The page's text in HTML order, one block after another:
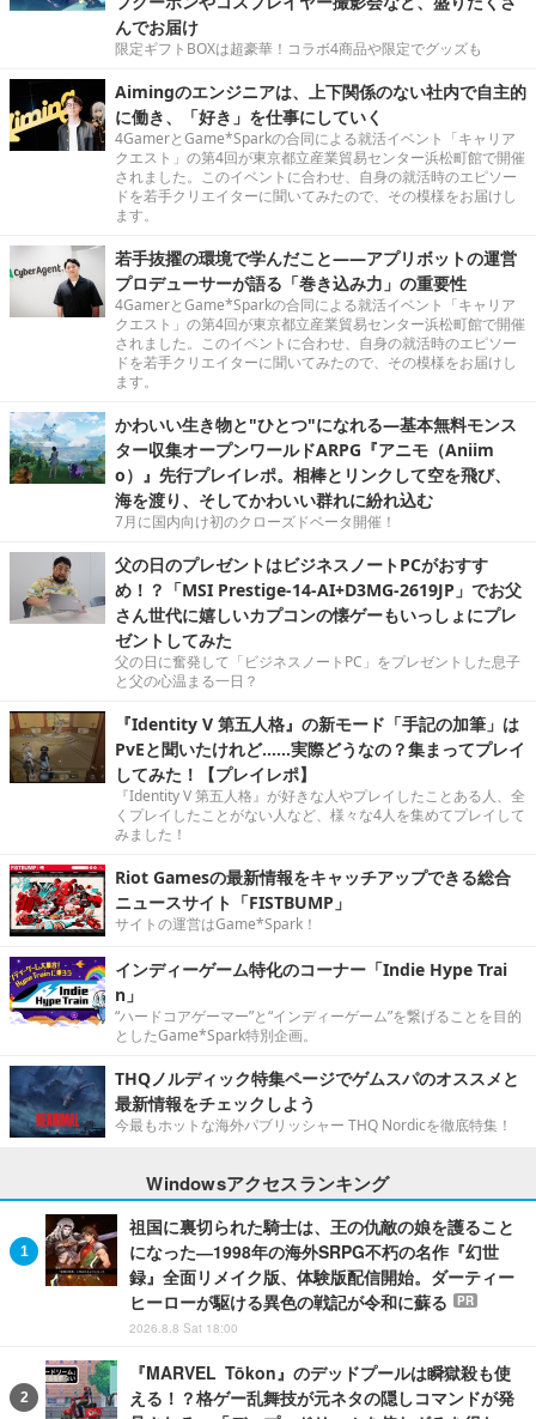
んでお届け
限定ギフトBOXは超豪華！コラボ4商品や限定でグッズも
Aimingのエンジニアは、上下関係のない社内で自主的
に働き、「好き」を仕事にしていく
4GamerとGame*Sparkの合同による就活イベント「キャリア
クエスト」の第4回が東京都立産業貿易センター浜松町館で開催
されました。このイベントに合わせ、自身の就活時のエピソー
ドを若手クリエイターに聞いてみたので、その模様をお届けし
ます。
若手抜擢の環境で学んだこと――アプリボットの運営
プロデューサーが語る「巻き込み力」の重要性
4GamerとGame*Sparkの合同による就活イベント「キャリア
クエスト」の第4回が東京都立産業貿易センター浜松町館で開催
されました。このイベントに合わせ、自身の就活時のエピソー
ドを若手クリエイターに聞いてみたので、その模様をお届けし
ます。
かわいい生き物と"ひとつ"になれる―基本無料モンス
ター収集オープンワールドARPG『アニモ（Aniim
o）』先行プレイレポ。相棒とリンクして空を飛び、
海を渡り、そしてかわいい群れに紛れ込む
7月に国内向け初のクローズドベータ開催！
父の日のプレゼントはビジネスノートPCがおすす
め！？「MSI Prestige-14-AI+D3MG-2619JP」でお父
さん世代に嬉しいカプコンの懐ゲーもいっしょにプレ
ゼントしてみた
父の日に奮発して「ビジネスノートPC」をプレゼントした息子
と父の心温まる一日？
『Identity V 第五人格』の新モード「手記の加筆」は
PvEと聞いたけれど……実際どうなの？集まってプレイ
してみた！【プレイレポ】
『Identity V 第五人格』が好きな人やプレイしたことある人、全
くプレイしたことがない人など、様々な4人を集めてプレイして
みました！
Riot Gamesの最新情報をキャッチアップできる総合
ニュースサイト「FISTBUMP」
サイトの運営はGame*Spark！
インディーゲーム特化のコーナー「Indie Hype Trai
n」
“ハードコアゲーマー”と“インディーゲーム”を繋げることを目的
としたGame*Spark特別企画。
THQノルディック特集ページでゲムスパのオススメと
最新情報をチェックしよう
今最もホットな海外パブリッシャー THQ Nordicを徹底特集！
Windowsアクセスランキング
祖国に裏切られた騎士は、王の仇敵の娘を護ること
になった―1998年の海外SRPG不朽の名作『幻世
録』全面リメイク版、体験版配信開始。ダーティー
ヒーローが駆ける異色の戦記が令和に蘇る
PR
2026.8.8 Sat 18:00
『MARVEL Tōkon』のデッドプールは瞬獄殺も使
える！？格ゲー乱舞技が元ネタの隠しコマンドが発